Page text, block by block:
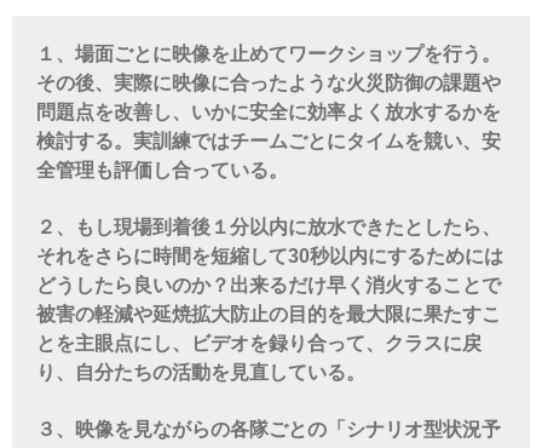
１、場面ごとに映像を止めてワークショップを行う。
その後、実際に映像に合ったような火災防御の課題や
問題点を改善し、いかに安全に効率よく放水するかを
検討する。実訓練ではチームごとにタイムを競い、安
全管理も評価し合っている。
２、もし現場到着後１分以内に放水できたとしたら、
それをさらに時間を短縮して30秒以内にするためには
どうしたら良いのか？出来るだけ早く消火することで
被害の軽減や延焼拡大防止の目的を最大限に果たすこ
とを主眼点にし、ビデオを録り合って、クラスに戻
り、自分たちの活動を見直している。
３、映像を見ながらの各隊ごとの「シナリオ型状況予